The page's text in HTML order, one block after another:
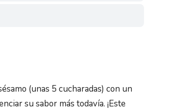
(unas 5 cucharadas) con un
su sabor más todavía. ¡Este